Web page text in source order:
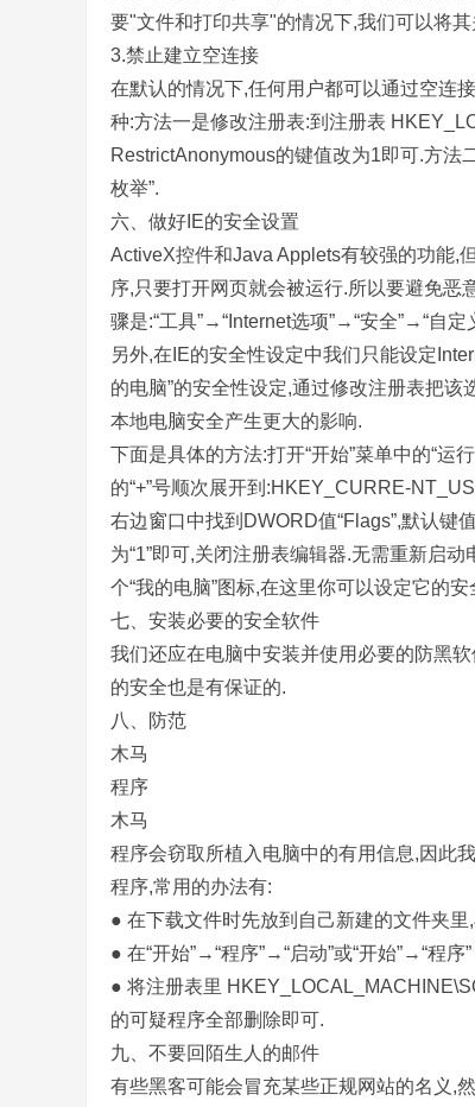
要"文件和打印共享"的情况下,我们可以将
3.禁止建立空连接
在默认的情况下,任何用户都可以通过空连
种:方法一是修改注册表:到注册表
RestrictAnonymous的键值改为1即可.方法
枚举”.
六、做好IE的安全设置
ActiveX控件和Java Applets有较强的功能,
序,只要打开网页就会被运行.所以要避免
骤是:“工具”→“Internet选项”→“安全”→“自
另外,在IE的安全性设定中我们只能设定
的电脑”的安全性设定,通过修改注册表把
本地电脑安全产生更大的影响.
下面是具体的方法:打开“开始”菜单中的“运
的“+”号顺次展开到:HKEY_CURRE-
右边窗口中找到DWORD值“Flags”,默认键
为“1”即可,关闭注册表编辑器.无需重新启
个“我的电脑”图标,在这里你可以设定它的
七、安装必要的安全软件
我们还应在电脑中安装并使用必要的防黑
的安全也是有保证的.
八、防范
木马
程序
木马
程序会窃取所植入电脑中的有用信息,因此
程序,常用的办法有:
● 在下载文件时先放到自己新建的文件夹
● 在“开始”→“程序”→“启动”或“开始”→“程
● 将注册表里
的可疑程序全部删除即可.
九、不要回陌生人的邮件
有些黑客可能会冒充某些正规网站的名义,